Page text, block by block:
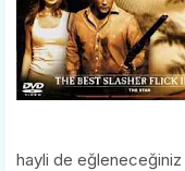
hayli de eğleneceğiniz